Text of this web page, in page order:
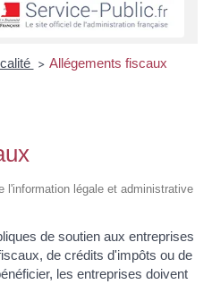
> Allégements fiscaux
l'information légale et administrative
de soutien aux entreprises
de crédits d'impôts ou de
les entreprises doivent